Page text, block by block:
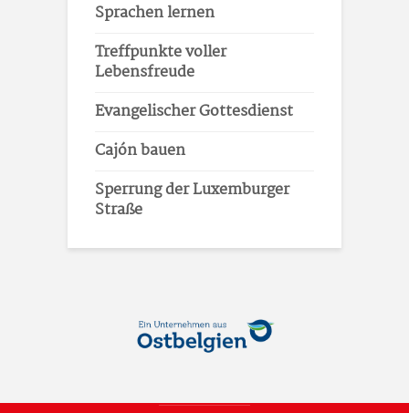
Sprachen lernen
Treffpunkte voller
Lebensfreude
Evangelischer Gottesdienst
Cajón bauen
Sperrung der Luxemburger
Straße